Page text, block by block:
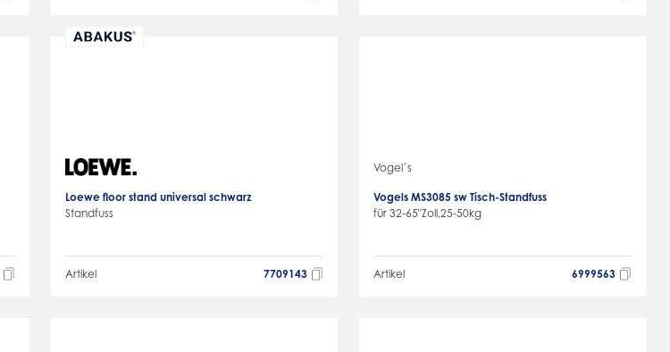
Loewe floor stand universal schwarz
Standfuss
Artikel 7709143
Vogel´s
Vogels MS3085 sw Tisch-Standfuss
für 32-65"Zoll,25-50kg
Artikel 6999563